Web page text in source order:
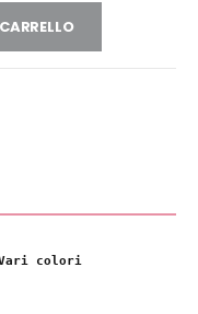
colori